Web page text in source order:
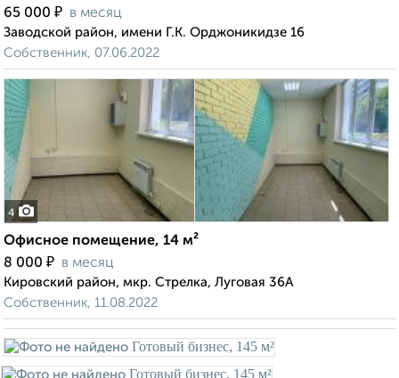
65 000 ₽ в месяц
Заводской район, имени Г.К. Орджоникидзе 16
Собственник, 07.06.2022
4
Офисное помещение, 14 м²
8 000 ₽ в месяц
Кировский район, мкр. Стрелка, Луговая 36А
Собственник, 11.08.2022